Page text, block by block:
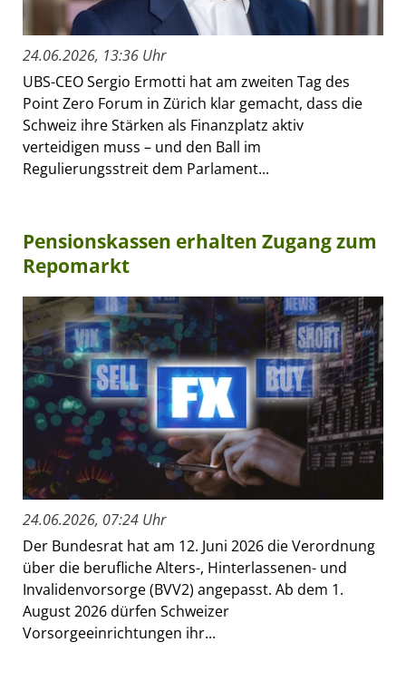
24.06.2026, 13:36 Uhr
UBS-CEO Sergio Ermotti hat am zweiten Tag des
Point Zero Forum in Zürich klar gemacht, dass die
Schweiz ihre Stärken als Finanzplatz aktiv
verteidigen muss – und den Ball im
Regulierungsstreit dem Parlament...
Pensionskassen erhalten Zugang zum
Repomarkt
24.06.2026, 07:24 Uhr
Der Bundesrat hat am 12. Juni 2026 die Verordnung
über die berufliche Alters-, Hinterlassenen- und
Invalidenvorsorge (BVV2) angepasst. Ab dem 1.
August 2026 dürfen Schweizer
Vorsorgeeinrichtungen ihr...